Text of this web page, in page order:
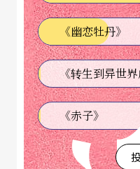
空间并置成为一种对
愈缩小之时，这种相
效力。
抵抗之势来自身体内
则是她或从地面立起
体连动起前后左右
《幽恋牡丹》
《赤子》